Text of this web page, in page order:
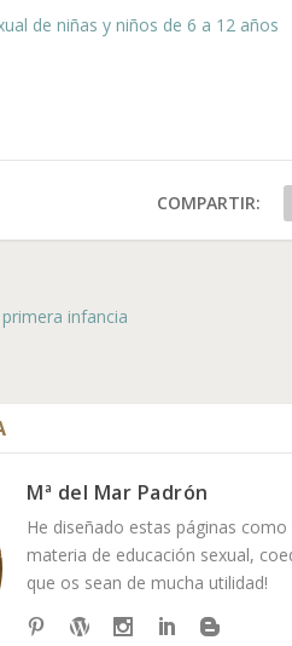
de niñas y niños de 6 a 12 años
COMPARTIR:
infancia
Mª del Mar Padrón
He diseñado estas páginas
materia de educación sexual,
que os sean de mucha utilidad!